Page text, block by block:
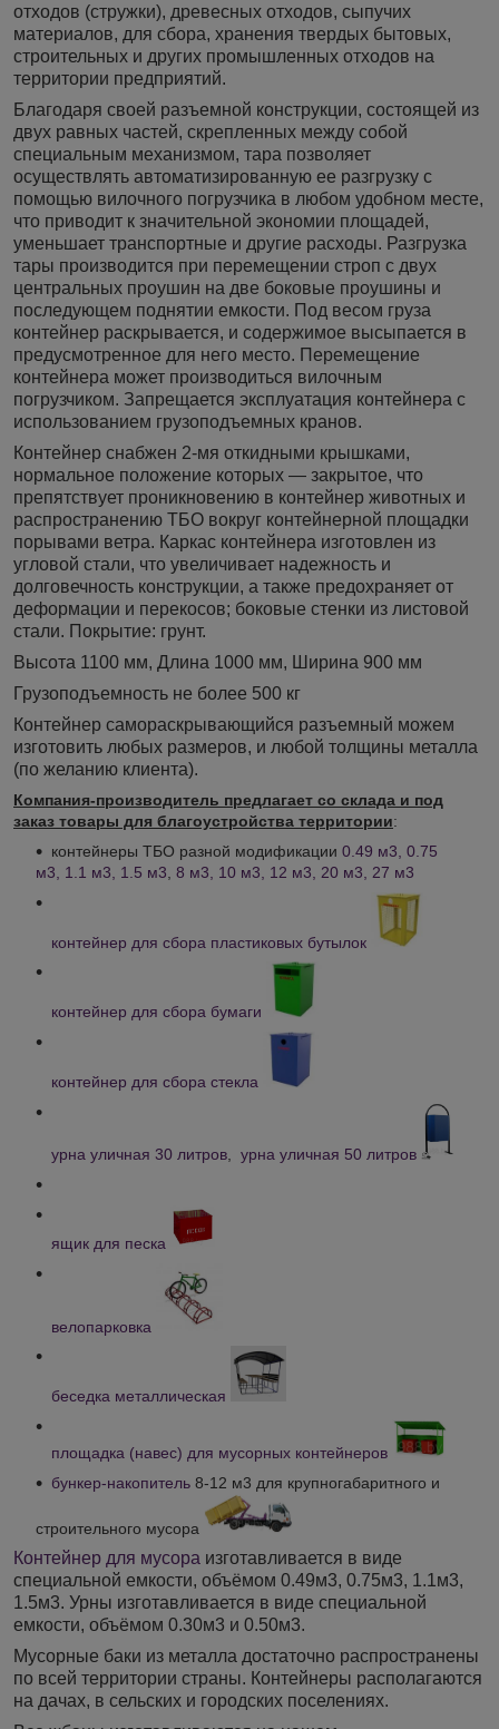
отходов (стружки), древесных отходов, сыпучих
материалов, для сбора, хранения твердых бытовых,
строительных и других промышленных отходов на
территории предприятий.
Благодаря своей разъемной конструкции, состоящей из
двух равных частей, скрепленных между собой
специальным механизмом, тара позволяет
осуществлять автоматизированную ее разгрузку с
помощью вилочного погрузчика в любом удобном месте,
что приводит к значительной экономии площадей,
уменьшает транспортные и другие расходы. Разгрузка
тары производится при перемещении строп с двух
центральных проушин на две боковые проушины и
последующем поднятии емкости. Под весом груза
контейнер раскрывается, и содержимое высыпается в
предусмотренное для него место. Перемещение
контейнера может производиться вилочным
погрузчиком. Запрещается эксплуатация контейнера с
использованием грузоподъемных кранов.
Контейнер снабжен 2-мя откидными крышками,
нормальное положение которых ― закрытое, что
препятствует проникновению в контейнер животных и
распространению ТБО вокруг контейнерной площадки
порывами ветра. Каркас контейнера изготовлен из
угловой стали, что увеличивает надежность и
долговечность конструкции, а также предохраняет от
деформации и перекосов; боковые стенки из листовой
стали. Покрытие: грунт.
Высота 1100 мм, Длина 1000 мм, Ширина 900 мм
Грузоподъемность не более 500 кг
Контейнер самораскрывающийся разъемный можем
изготовить любых размеров, и любой толщины металла
(по желанию клиента).
Компания-производитель предлагает со склада и под
заказ товары для благоустройства территории:
контейнеры ТБО разной модификации 0.49 м3, 0.75
м3, 1.1 м3, 1.5 м3 8 м3, 10 м3, 12 м3, 20 м3, 27 м3
контейнер для сбора пластиковых бутылок
контейнер для сбора бумаги
контейнер для сбора стекла
урна уличная 30 литров урна уличная 50 литров
ящик для песка
велопарковка
беседка металлическая
площадка (навес) для мусорных контейнеров
бункер-накопитель 8-12 м3 для крупногабаритного и
строительного мусора
Контейнер для мусора изготавливается в виде
специальной емкости, объёмом 0.49м3, 0.75м3, 1.1м3,
1.5м3. Урны изготавливается в виде специальной
емкости, объёмом 0.30м3 и 0.50м3.
Мусорные баки из металла достаточно распространены
по всей территории страны. Контейнеры располагаются
на дачах, в сельских и городских поселениях.